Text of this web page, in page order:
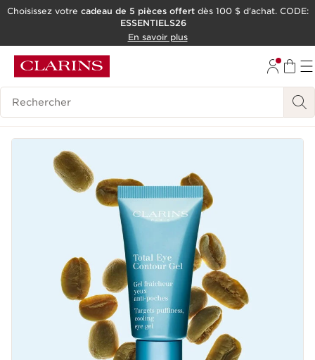
ALLER AU CONTENU
OUTIL D'ACCESSIBILITÉ
Choisissez votre cadeau de 5 pièces offertdès 100 $ d'achat. CODE:
ESSENTIELS26
En savoir plus
Historique des recherches